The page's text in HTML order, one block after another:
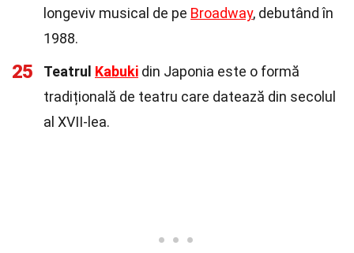
longeviv musical de pe Broadway, debutând în
1988.
25 Teatrul Kabuki din Japonia este o formă
tradițională de teatru care datează din secolul
al XVII-lea.